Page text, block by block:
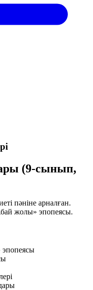
(9-сынып,
пәніне арналған.
жолы» эпопеясы.